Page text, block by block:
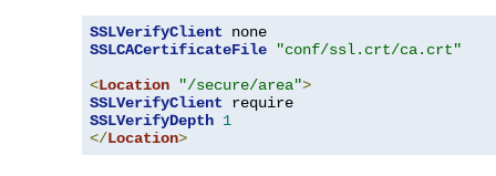
SSLVerifyClient
SSLCACertificateFile
"conf/ssl.crt/ca.crt"
<Location "/secure/area">
SSLVerifyClient
SSLVerifyDepth 1
</Location>